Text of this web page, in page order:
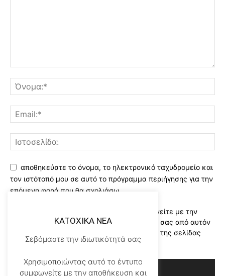
αποθηκεύστε το όνομα, το ηλεκτρονικό ταχυδρομείο και
τον ιστότοπό μου σε αυτό το πρόγραμμα περιήγησης για την
επόμενη φορά που θα σχολιάσω.
Χρησιμοποιώντας αυτό το έντυπο συμφωνείτε με την
αποθήκευση και χειρισμό των δεδομένων σας από αυτόν
τον ιστότοπο..Διαβάστε του ορους χρήσης της σελίδας
μας*
KATOXIKA NEA
Σεβόμαστε την ιδιωτικότητά σας
Χρησιμοποιώντας αυτό το έντυπο
συμφωνείτε με την αποθήκευση και